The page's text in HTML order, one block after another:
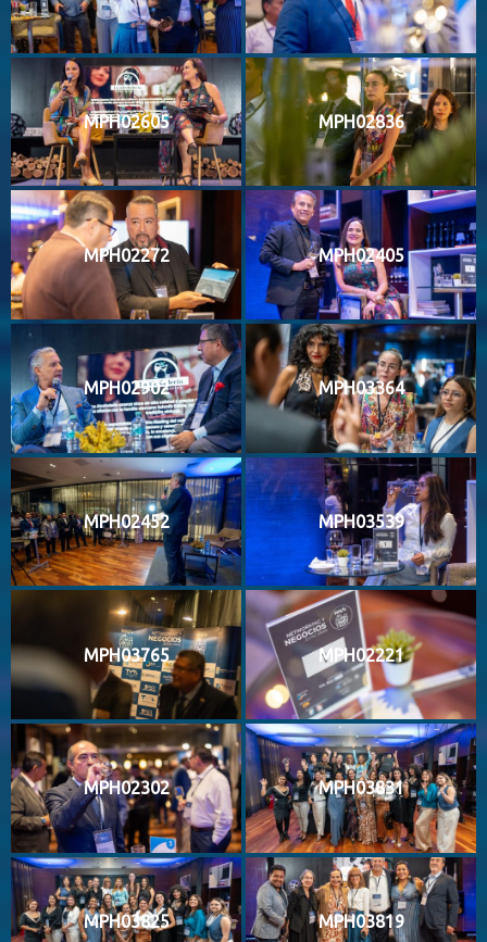
MPH02605 MPH02836
MPH02272 MPH02405
MPH02902 MPH03364
MPH02452 MPH03539
MPH03765 MPH02221
MPH02302 MPH03831
MPH03825 MPH03819